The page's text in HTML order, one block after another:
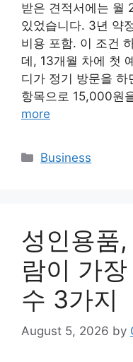
받은 견적서에는 월
있었습니다. 3년 약
비용 포함. 이 조건
데, 13개월 차에 첫
디가 정기 방문을 하
항목으로 15,000원
more
Categories
Business
성인용품
람이 가
수 3가지
August 5, 2026 by